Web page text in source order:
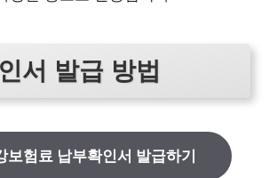
서 발급 방법
보험료 납부확인서 발급하기